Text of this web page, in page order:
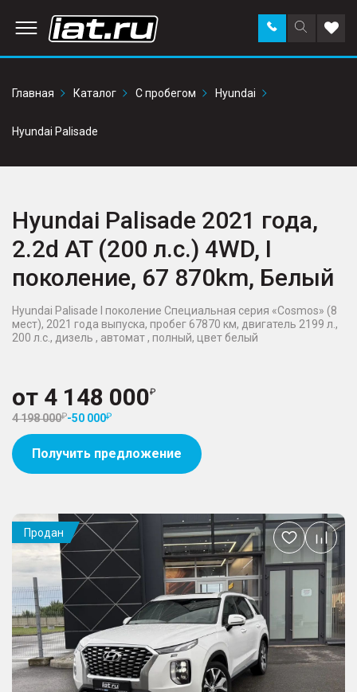
Поиск
по
Заказать
звонок в
Главная
Каталог С пробегом Hyundai
Hyundai Palisade
Hyundai Palisade 2021 года,
2.2d AT (200 л.с.) 4WD, I
поколение, 67 870km, Белый
Hyundai Palisade I поколение Специальная серия «Cosmos» (8
мест), 2021 года выпуска, пробег 67870 км, двигатель 2199 л.,
200 л.с., дизель , автомат , полный, цвет белый
от 4 148 000
4 198 000 -50 000
Получить предложение
Продан
Добавить
в
избранное